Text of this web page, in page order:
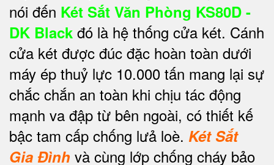
nói đến Két Sắt Văn Phòng KS80D -
DK Black đó là hệ thống cửa két. Cánh
cửa két được đúc đặc hoàn toàn dưới
máy ép thuỷ lực 10.000 tấn mang lại sự
chắc chắn an toàn khi chịu tác động
mạnh va đập từ bên ngoài, có thiết kế
bậc tam cấp chống lưả loè. Két Sắt
Gia Đình và cùng lớp chống cháy bảo